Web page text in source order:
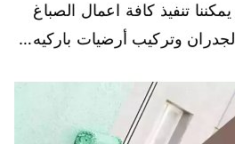
تنفيذ كافة اعمال الصباغ
وتركيب أرضيات باركيه…